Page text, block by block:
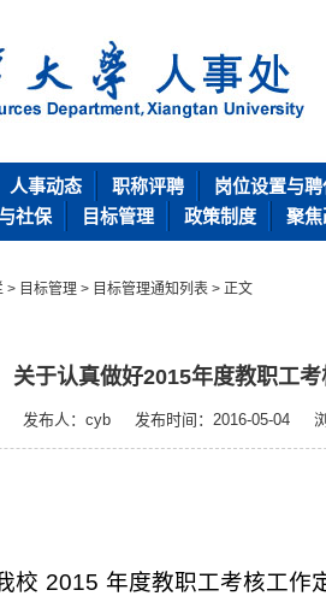
人事动态 职称评聘
岗位设置与聘
社保 目标管理 政策制度 聚
> 目标管理 > 目标管理通知列表 > 正文
关于认真做好2015年度教职工
发布人：cyb 发布时间：2016-05-04
校 2015 年度教职工考核工作